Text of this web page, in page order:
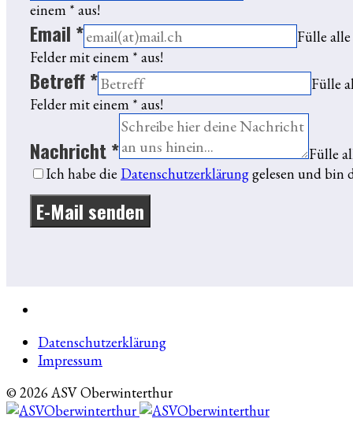
einem * aus!
Email *
Fülle alle
Felder mit einem * aus!
Betreff*
Fülle
Felder mit einem * aus!
Nachricht*
Fülle
Ich habe die Datenschutzerklärunggelesen und bin
E-Mail senden
Datenschutzerklärung
Impressum
© 2026 ASV Oberwinterthur